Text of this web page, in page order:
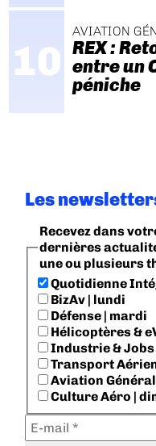
AVIATION
REX :
entre un
péniche
Les
Recevez dans
dernières
une ou plusieurs
Quotidienne
BizAv | lundi
Défense | mardi
Hélicoptères &
Industrie & Jobs
Transport
Aviation
Culture Aéro |